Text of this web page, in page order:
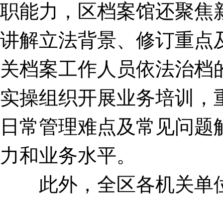
职能力，区档案馆还聚焦
讲解立法背景、修订重点
关档案工作人员依法治
实操组织开展业务培训
日常管理难点及常见问
力和业务水平。
此外，全区各机关单